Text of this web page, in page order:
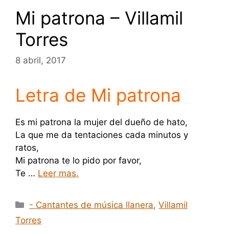
Mi patrona – Villamil
Torres
8 abril, 2017
Letra de Mi patrona
Es mi patrona la mujer del dueño de hato,
La que me da tentaciones cada minutos y
ratos,
Mi patrona te lo pido por favor,
Te … Leer mas.
Categorías
- Cantantes de música llanera,Villamil
Torres